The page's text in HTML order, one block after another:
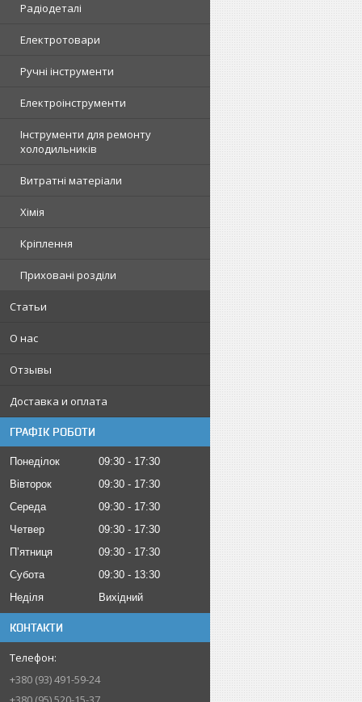
Радіодеталі
Електротовари
Ручні інструменти
Електроінструменти
Інструменти для ремонту
холодильників
Витратні матеріали
Хімія
Кріплення
Приховані розділи
Статьи
О нас
Отзывы
Доставка и оплата
ГРАФІК РОБОТИ
Понеділок 09:30
17:30
Вівторок
09:30
17:30
Середа
09:30
17:30
Четвер
09:30
17:30
Пʼятниця
09:30
17:30
Субота
09:30
13:30
Неділя
Вихідний
КОНТАКТИ
+380 (93) 491-59-24